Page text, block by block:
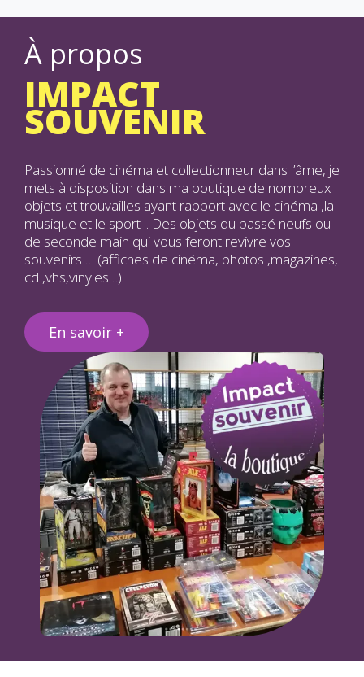
À propos
IMPACT
SOUVENIR
Passionné de cinéma et collectionneur dans l’âme, je
mets à disposition dans ma boutique de nombreux
objets et trouvailles ayant rapport avec le cinéma ,la
musique et le sport .. Des objets du passé neufs ou
de seconde main qui vous feront revivre vos
souvenirs … (affiches de cinéma, photos ,magazines,
cd ,vhs,vinyles…).
En savoir +